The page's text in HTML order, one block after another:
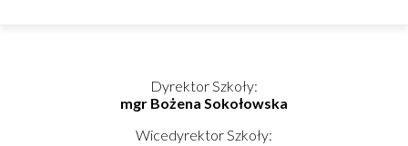
Dyrektor Szkoły:
mgr Bożena Sokołowska
Wicedyrektor Szkoły: